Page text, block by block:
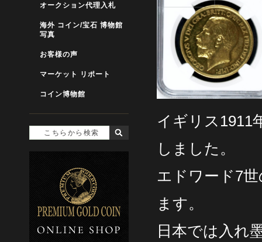
イギリス1911
しました。
エドワード7
ます。
日本では入れ
オークション代理入札
海外 コイン/宝石 博物館
写真
お客様の声
マーケット リポート
コイン博物館